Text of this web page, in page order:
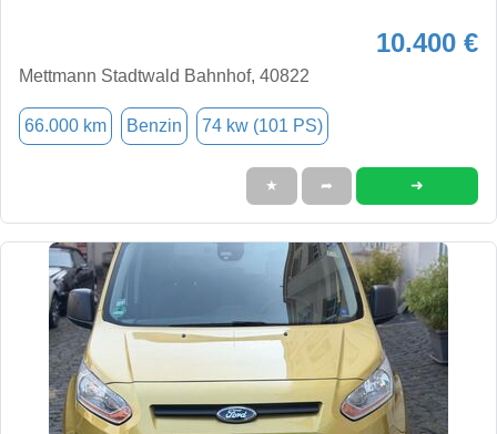
10.400 €
Mettmann Stadtwald Bahnhof, 40822
66.000 km Benzin 74 kw (101 PS)
★ ➦ ➜